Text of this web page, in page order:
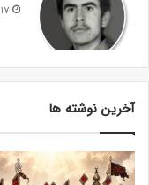
۱۷ دی ۱۴۰۲
آخرین نوشته ها